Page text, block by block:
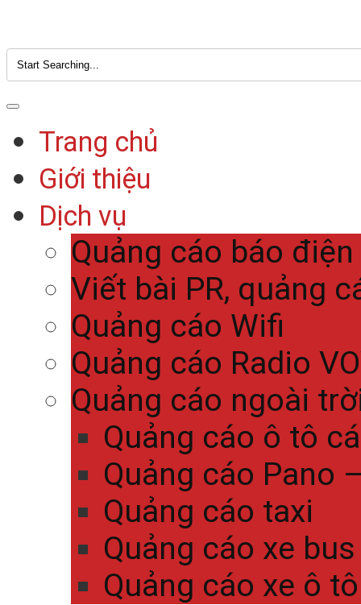
Trang chủ
Giới thiệu
Dịch vụ
Quảng cáo báo
Viết bài PR, quảng
Quảng cáo Wifi
Quảng cáo Radio
Quảng cáo ngoài
Quảng cáo ô tô
Quảng cáo Pano
Quảng cáo taxi
Quảng cáo xe bus
Quảng cáo xe ô